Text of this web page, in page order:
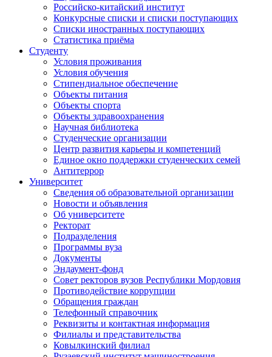
Российско-китайский институт
Конкурсные списки и списки поступающих
Списки иностранных поступающих
Статистика приёма
Студенту
Условия проживания
Условия обучения
Стипендиальное обеспечение
Объекты питания
Объекты спорта
Объекты здравоохранения
Научная библиотека
Студенческие организации
Центр развития карьеры и компетенций
Единое окно поддержки студенческих семей
Антитеррор
Университет
Сведения об образовательной организации
Новости и объявления
Об университете
Ректорат
Подразделения
Программы вуза
Документы
Эндаумент-фонд
Совет ректоров вузов Республики Мордовия
Противодействие коррупции
Обращения граждан
Телефонный справочник
Реквизиты и контактная информация
Филиалы и представительства
Ковылкинский филиал